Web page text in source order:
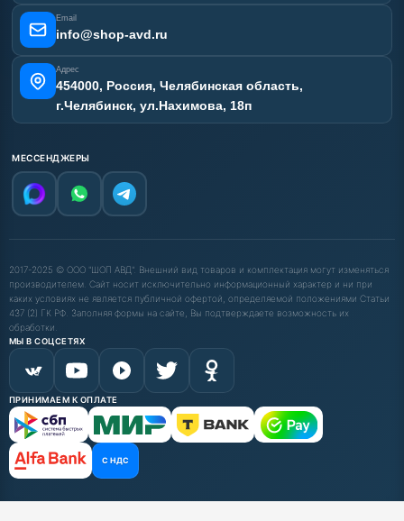
Email
info@shop-avd.ru
Адрес
454000, Россия, Челябинская область,
г.Челябинск, ул.Нахимова, 18п
МЕССЕНДЖЕРЫ
2017-2025 © ООО "ШОП АВД". Внешний вид товаров и комплектация могут изменяться
производителем. Сайт носит исключительно информационный характер и ни при
каких условиях не является публичной офертой, определяемой положениями Статьи
437 (2) ГК РФ. Заполняя формы на сайте, Вы подтверждаете возможность их
обработки.
МЫ В СОЦСЕТЯХ
ПРИНИМАЕМ К ОПЛАТЕ
С НДС